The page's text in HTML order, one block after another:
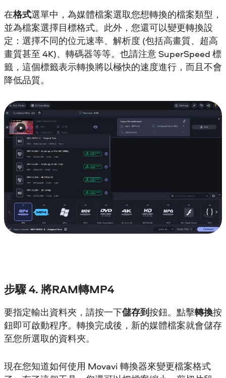
在格式選單中，為媒體檔案選取您想轉換的檔案類型，
並為檔案選擇目標格式。此外，您還可以變更轉換設
定：選擇不同的位元速率、解析度 (包括高畫質、超高
畫質甚至 4K)、轉碼器等等。也請注意 SuperSpeed 標
籤，這個標籤表示轉換將以極快的速度進行，而且不會
降低品質。
步驟 4. 將RAM轉MP4
要指定輸出資料夾，請按一下儲存到按鈕。點擊轉換按
鈕即可啟動程序。轉換完成後，新的媒體檔案就會儲存
至您所選取的資料夾。
現在您知道如何使用 Movavi 轉換器來變更檔案格式